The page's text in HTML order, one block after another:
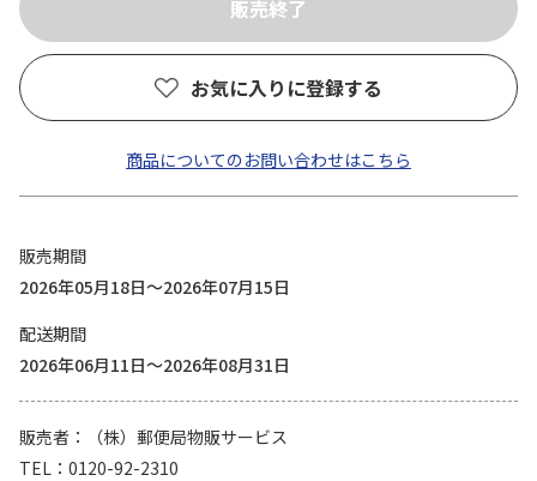
お気に入りに登録する
商品についてのお問い合わせはこちら
販売期間
2026年05月18日～2026年07月15日
配送期間
2026年06月11日～2026年08月31日
販売者
（株）郵便局物販サービス
TEL
0120-92-2310